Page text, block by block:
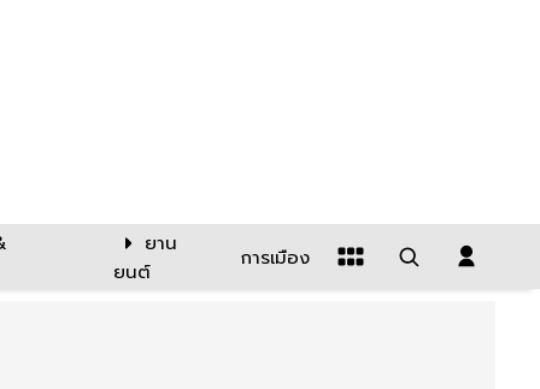
ยาน
ยนต์
การเมือง